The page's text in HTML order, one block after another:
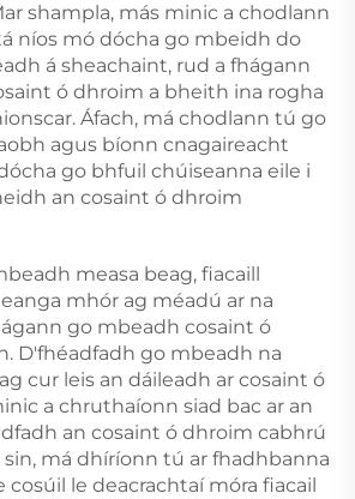
shampla, más minic a chodlann
níos mó dócha go mbeidh do
á sheachaint, rud a fhágann
ó dhroim a bheith ina rogha
Áfach, má chodlann tú go
agus bíonn cnagaireacht
go bhfuil chúiseanna eile i
an cosaint ó dhroim
measa beag, fiacaill
mhór ag méadú ar na
go mbeadh cosaint ó
D'fhéadfadh go mbeadh na
cur leis an dáileadh ar cosaint ó
a chruthaíonn siad bac ar an
an cosaint ó dhroim cabhrú
sin, má dhíríonn tú ar fhadhbanna
le deacrachtaí móra fiacail